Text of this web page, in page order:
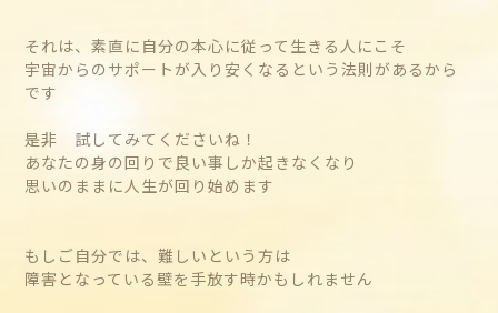
それは、素直に自分の本心に従って生きる人にこそ
宇宙からのサポートが入り安くなるという法則があるから
です
是非 試してみてくださいね！
あなたの身の回りで良い事しか起きなくなり
思いのままに人生が回り始めます
もしご自分では、難しいという方は
障害となっている壁を手放す時かもしれません